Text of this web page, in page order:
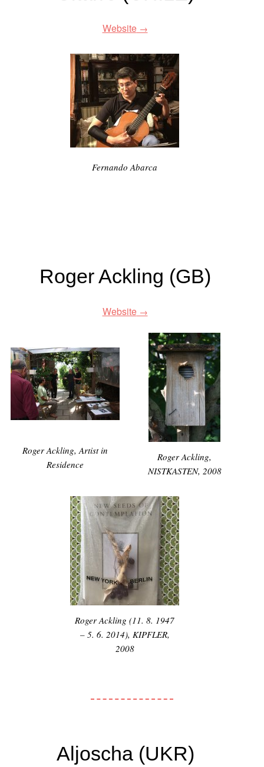
Website
Fernando Abarca
Roger Ackling (GB)
Website
Roger Ackling, Artist in
Residence
Roger Ackling,
NISTKASTEN, 2008
Roger Ackling (11. 8. 1947
– 5. 6. 2014), KIPFLER,
2008
Aljoscha (UKR)